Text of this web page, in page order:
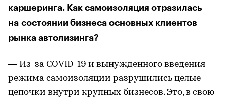
каршеринга. Как самоизоляция отразилась
на состоянии бизнеса основных клиентов
рынка автолизинга?
— Из-за COVID-19 и вынужденного введения
режима самоизоляции разрушились целые
цепочки внутри крупных бизнесов. Это, в свою